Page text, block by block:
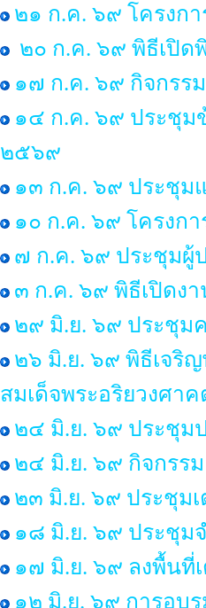
๒๑ ก.ค. ๖๙ โครงก
๒๐ ก.ค. ๖๙ พิธีเปิ
๑๗ ก.ค. ๖๙ กิจกรร
๑๔ ก.ค. ๖๙ ประชุม
๒๕๖๙
๑๓ ก.ค. ๖๙ ประชุม
๑๐ ก.ค. ๖๙ โครงก
๗ ก.ค. ๖๙ ประชุมผู้
๓ ก.ค. ๖๙ พิธีเปิดงา
๒๙ มิ.ย. ๖๙ ประชุม
๒๖ มิ.ย. ๖๙ พิธีเจริ
สมเด็จพระอริยวงศ
๒๔ มิ.ย. ๖๙ ประชุม
๒๔ มิ.ย. ๖๙ กิจกรร
๒๓ มิ.ย. ๖๙ ประชุม
๑๘ มิ.ย. ๖๙ ประชุม
๑๗ มิ.ย. ๖๙ ลงพื้นที่
๑๒ มิ.ย. ๖๙ การอบ